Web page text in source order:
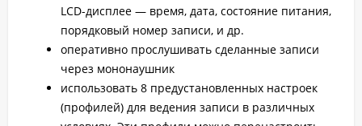
LCD-дисплее — время, дата, состояние питания,
порядковый номер записи, и др.
оперативно прослушивать сделанные записи
через мононаушник
использовать 8 предустановленных настроек
(профилей) для ведения записи в различных